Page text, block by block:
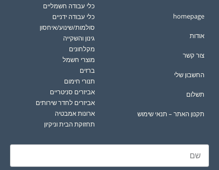
homepage
אודות
צור קשר
החשבון שלי
תשלום
תקנון האתר – תנאי שימוש
כלי עבודה חשמליים
כלי עבודה ידניים
סולמות/שינוע/איחסון
גינון והשקייה
מקלחונים
מוצרי חשמל
ברזים
תנורי חימום
אביזרים סניטריים
אביזרים לחדר שירותים
ארונות אמבטיה
תחזוקת הבית וניקיון